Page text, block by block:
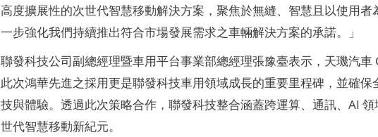
高度擴展性的次世代智慧移動解決方案，聚焦於無縫、智慧且以使用
一步強化我們持續推出符合市場發展需求之車輛解決方案的承諾。」
聯發科技公司副總經理暨車用平台事業部總經理張豫臺表示，天璣汽車
此次鴻華先進之採用更是聯發科技車用領域成長的重要里程碑，並確
技與體驗。透過此次策略合作，聯發科技整合涵蓋跨運算、通訊、AI
世代智慧移動新紀元。